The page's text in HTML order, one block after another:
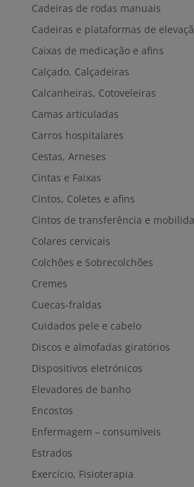
Cadeiras de rodas manuais
Cadeiras e plataformas de
Caixas de medicação e afins
Calçado, Calçadeiras
Calcanheiras, Cotoveleiras
Camas articuladas
Carros hospitalares
Cestas, Arneses
Cintas e Faixas
Cintos, Coletes e afins
Cintos de transferência e
Colares cervicais
Colchões e Sobrecolchões
Cremes
Cuecas-fraldas
Cuidados pele e cabelo
Discos e almofadas giratórios
Dispositivos eletrónicos
Elevadores de banho
Encostos
Enfermagem – consumíveis
Estrados
Exercício, Fisioterapia